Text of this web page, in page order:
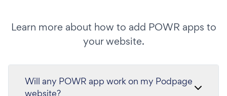
Learn more about how to add POWR apps to
your website.
Will any POWR app work on my Podpage
website?